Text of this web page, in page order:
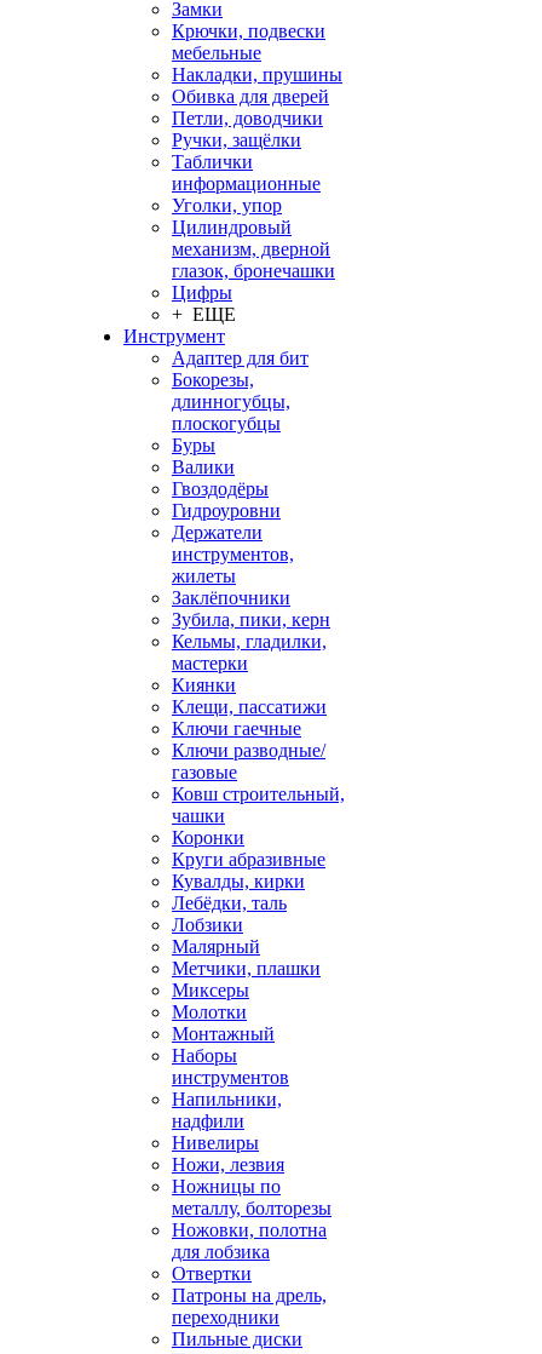
Замки
Крючки, подвески
мебельные
Накладки, прушины
Обивка для дверей
Петли, доводчики
Ручки, защёлки
Таблички
информационные
Уголки, упор
Цилиндровый
механизм, дверной
глазок, бронечашки
Цифры
+ ЕЩЕ
Инструмент
Адаптер для бит
Бокорезы,
длинногубцы,
плоскогубцы
Буры
Валики
Гвоздодёры
Гидроуровни
Держатели
инструментов,
жилеты
Заклёпочники
Зубила, пики, керн
Кельмы, гладилки,
мастерки
Киянки
Клещи, пассатижи
Ключи гаечные
Ключи разводные/
газовые
Ковш строительный,
чашки
Коронки
Круги абразивные
Кувалды, кирки
Лебёдки, таль
Лобзики
Малярный
Метчики, плашки
Миксеры
Молотки
Монтажный
Наборы
инструментов
Напильники,
надфили
Нивелиры
Ножи, лезвия
Ножницы по
металлу, болторезы
Ножовки, полотна
для лобзика
Отвертки
Патроны на дрель,
переходники
Пильные диски